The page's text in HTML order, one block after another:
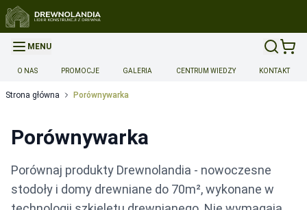
MENU
O NAS PROMOCJE GALERIA CENTRUM WIEDZY KONTAKT
Strona główna Porównywarka
Porównywarka
Porównaj produkty Drewnolandia - nowoczesne
stodoły i domy drewniane do 70m², wykonane w